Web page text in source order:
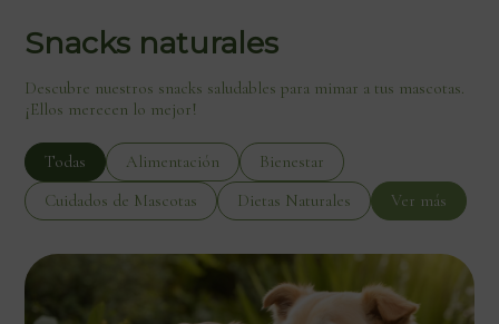
Snacks naturales
Descubre nuestros snacks saludables para mimar a tus mascotas.
¡Ellos merecen lo mejor!
Todas Alimentación
Bienestar
Cuidados de Mascotas
Dietas Naturales Ver más